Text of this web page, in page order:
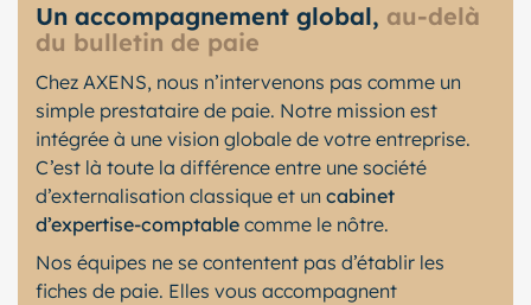
Un accompagnement global, au-delà
du bulletin de paie
Chez AXENS, nous n’intervenons pas comme un
simple prestataire de paie. Notre mission est
intégrée à une vision globale de votre entreprise.
C’est là toute la différence entre une société
d’externalisation classique et un cabinet
d’expertise-comptable comme le nôtre.
Nos équipes ne se contentent pas d’établir les
fiches de paie. Elles vous accompagnent